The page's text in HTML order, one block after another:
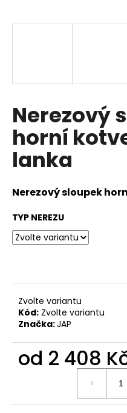
Nerezový
horní
lanka
Nerezový sloupek
TYP NEREZU
Zvolte variantu
Kód: Zvolte variantu
Značka:JAP
od 2 408
j
?
D
p
o
r
u
e
m
e